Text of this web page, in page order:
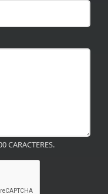
CARACTERES.